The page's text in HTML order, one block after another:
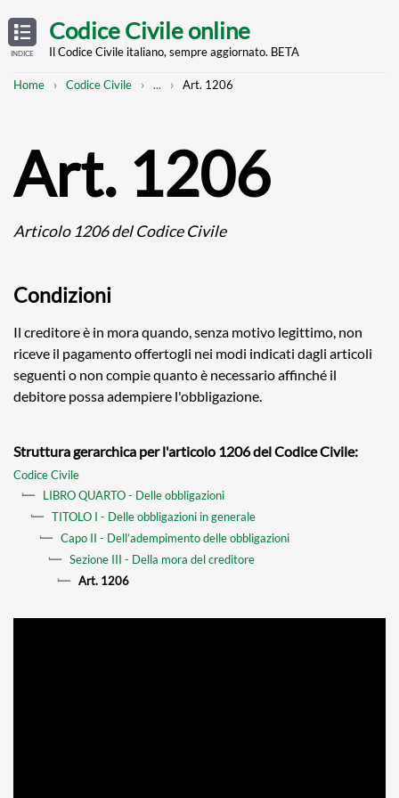
TABLE
OF
CONTENTS
INDICE
main
Codice Civile online
Il Codice Civile italiano, sempre aggiornato. BETA
Breadcrumb
Home Codice Civile
Mostra
... Art. 1206
Art. 1206
Articolo 1206 del Codice Civile
Condizioni
Il creditore è in mora quando, senza motivo legittimo, non
riceve il pagamento offertogli nei modi indicati dagli articoli
seguenti o non compie quanto è necessario affinché il
debitore possa adempiere l'obbligazione.
Struttura gerarchica per l'articolo 1206 del Codice Civile:
Codice Civile
LIBRO QUARTO - Delle obbligazioni
TITOLO I - Delle obbligazioni in generale
Capo II - Dell’adempimento delle obbligazioni
Sezione III - Della mora del creditore
Art. 1206